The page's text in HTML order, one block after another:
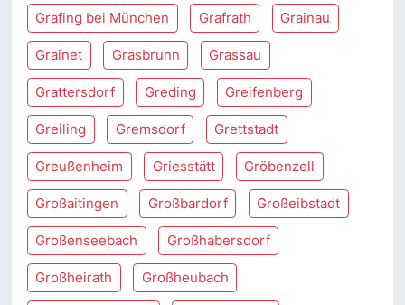
Grafing bei München Grafrath Grainau
Grainet Grasbrunn Grassau
Grattersdorf Greding Greifenberg
Greiling Gremsdorf Grettstadt
Greußenheim Griesstätt Gröbenzell
Großaitingen Großbardorf Großeibstadt
Großenseebach Großhabersdorf
Großheirath Großheubach